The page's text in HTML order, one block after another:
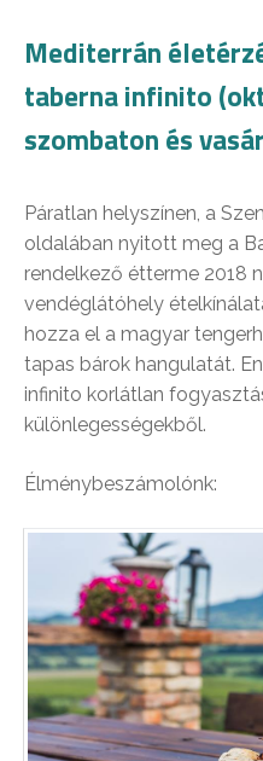
Mediterrán
taberna infinito
szombaton és
Páratlan helyszínen, a
oldalában nyitott meg a
rendelkező étterme 2018
vendéglátóhely
hozza el a magyar
tapas bárok hangulatát.
infinito korlátlan
különlegességekből.
Élménybeszámolónk: